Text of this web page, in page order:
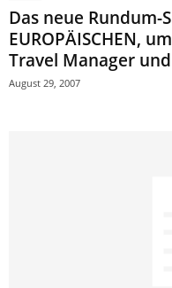
Das neue
EUROPÄISCHEN,
Travel Manager
August 29, 2007